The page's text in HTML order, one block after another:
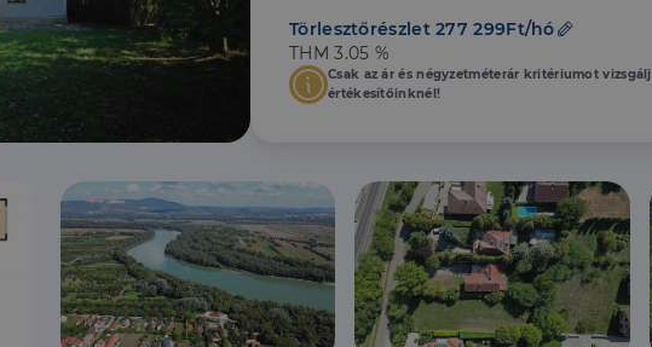
Törlesztőrészlet 277 299Ft/hó
THM 3.05 %
Csak az ár és négyzetméterár kritériumot
értékesítőinknél!